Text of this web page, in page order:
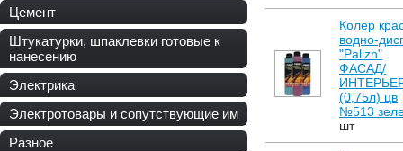
Цемент
Штукатурки, шпаклевки готовые к
нанесению
Электрика
Электротовары и сопутствующие им
Разное
Колер
водно-
"Palizh"
ФАСАД/
(0,75л) цв
№513
шт